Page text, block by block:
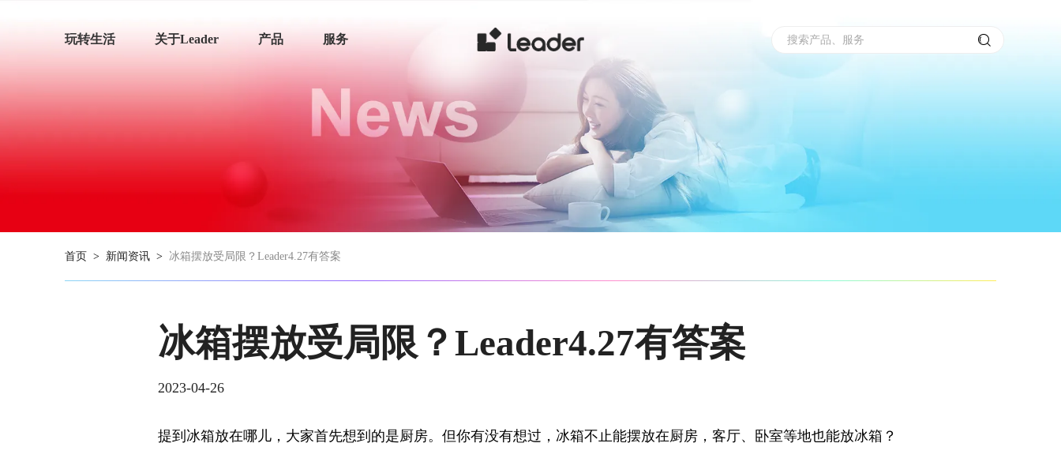
搜索产品、服务
玩转生活 关于Leader 产品 服务
首页> 新闻资讯> 冰箱摆放受局限？Leader4.27有答案
冰箱摆放受局限？Leader4.27有答案
2023-04-26
提到冰箱放在哪儿，大家首先想到的是厨房。但你有没有想过，冰箱不止能摆放在厨房，客厅、卧室等地也能放冰箱？